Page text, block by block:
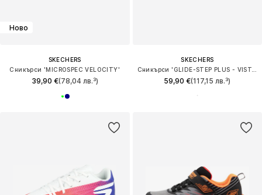
Ново
SKECHERS
Сникърси 'MICROSPEC VELOCITY'
39,90 €(78,04 лв.³)
SKECHERS
59,90 €(117,15 лв.³)